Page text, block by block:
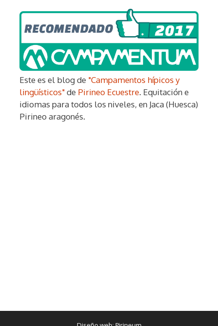
Este es el blog de "Campamentos hípicos y
lingüísticos"de Pirineo Ecuestre. Equitación e
idiomas para todos los niveles, en Jaca (Huesca)
Pirineo aragonés.